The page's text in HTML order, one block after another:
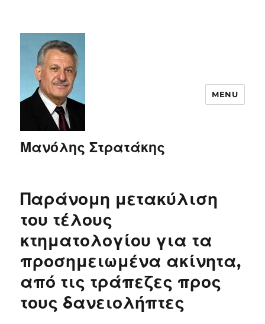
Μανόλης Στρατάκης
MENU
Παράνομη μετακύλιση
του τέλους
κτηματολογίου για τα
προσημειωμένα ακίνητα,
από τις τράπεζες προς
τους δανειολήπτες